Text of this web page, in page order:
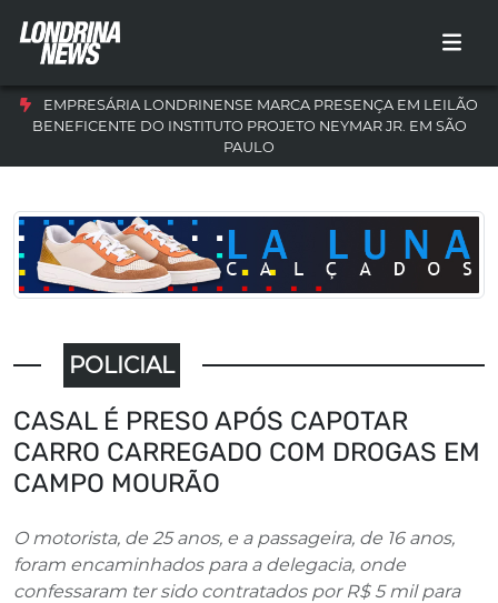
EMPRESÁRIA LONDRINENSE MARCA PRESENÇA EM LEILÃO
BENEFICENTE DO INSTITUTO PROJETO NEYMAR JR. EM SÃO
PAULO
POLICIAL
CASAL É PRESO APÓS CAPOTAR
CARRO CARREGADO COM DROGAS EM
CAMPO MOURÃO
O motorista, de 25 anos, e a passageira, de 16 anos,
foram encaminhados para a delegacia, onde
confessaram ter sido contratados por R$ 5 mil para